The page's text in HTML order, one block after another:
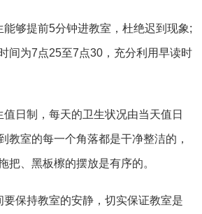
能够提前5分钟进教室，杜绝迟到现象;
间为7点25至7点30，充分利用早读时
日制，每天的卫生状况由当天值日
教室的每一个角落都是干净整洁的，
把、黑板檫的摆放是有序的。
要保持教室的安静，切实保证教室是